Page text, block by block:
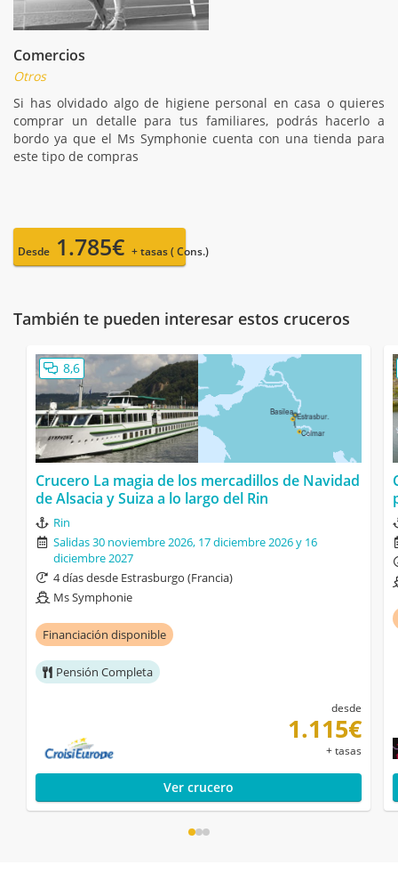
Comercios
Otros
Si has olvidado algo de higiene personal en casa o quieres
comprar un detalle para tus familiares, podrás hacerlo a
bordo ya que el Ms Symphonie cuenta con una tienda para
este tipo de compras
Desde 1.785€ + tasas ( Cons.)
También te pueden interesar estos cruceros
8,6
Crucero La magia de los mercadillos de Navidad
de Alsacia y Suiza a lo largo del Rin
Rin
Salidas 30 noviembre 2026, 17 diciembre 2026 y 16
diciembre 2027
4 días desde Estrasburgo (Francia)
Ms Symphonie
Financiación disponible
Pensión Completa
desde
1.115€
+ tasas
Ver crucero